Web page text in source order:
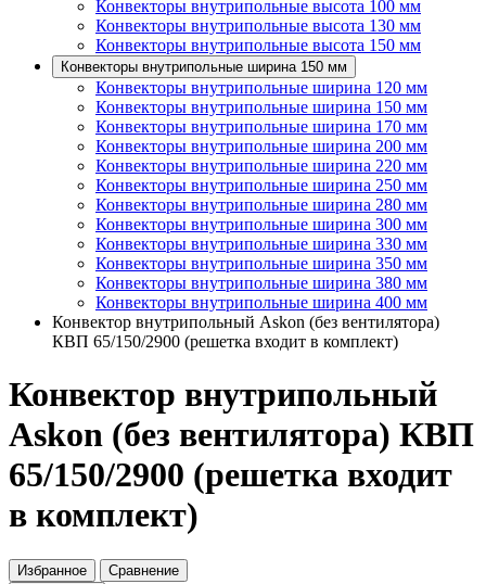
Конвекторы внутрипольные высота 100 мм
Конвекторы внутрипольные высота 130 мм
Конвекторы внутрипольные высота 150 мм
Конвекторы внутрипольные ширина 150 мм
Конвекторы внутрипольные ширина 120 мм
Конвекторы внутрипольные ширина 150 мм
Конвекторы внутрипольные ширина 170 мм
Конвекторы внутрипольные ширина 200 мм
Конвекторы внутрипольные ширина 220 мм
Конвекторы внутрипольные ширина 250 мм
Конвекторы внутрипольные ширина 280 мм
Конвекторы внутрипольные ширина 300 мм
Конвекторы внутрипольные ширина 330 мм
Конвекторы внутрипольные ширина 350 мм
Конвекторы внутрипольные ширина 380 мм
Конвекторы внутрипольные ширина 400 мм
Конвектор внутрипольный Askon (без вентилятора)
КВП 65/150/2900 (решетка входит в комплект)
Конвектор внутрипольный
Askon (без вентилятора) КВП
65/150/2900 (решетка входит
в комплект)
Избранное Сравнение